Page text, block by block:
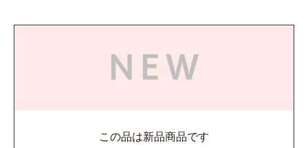
この品は新品商品です